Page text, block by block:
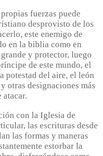
fuerzas puede
desprovisto de los
este enemigo de
en la biblia como en
y protector, luego
de este mundo, el
potestad del aire, el león
otras designaciones más
atacar.
con la Iglesia de
las escrituras desde
las formas y maneras
estorbar la